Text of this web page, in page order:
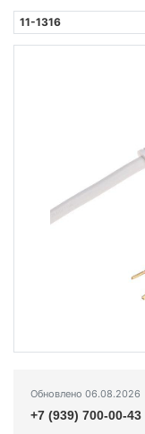
11-1316
Обновлено 06.08.2026
+7 (939) 700-00-43